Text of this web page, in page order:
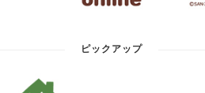
ピックアップ